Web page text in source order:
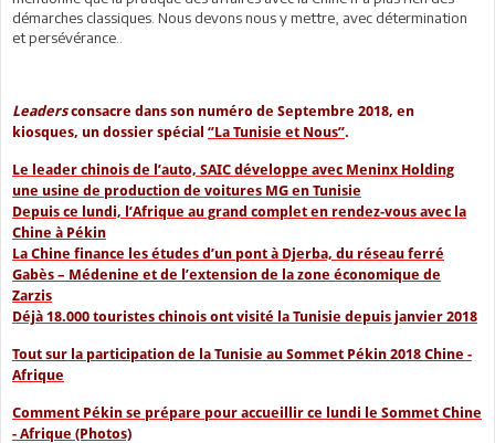
démarches classiques. Nous devons nous y mettre, avec détermination
et persévérance..
Leadersconsacre dans son numéro de Septembre 2018, en
kiosques, un dossier spécial ‘’La Tunisie et Nous’’.
Le leader chinois de l’auto, SAIC développe avec Meninx Holding
une usine de production de voitures MG en Tunisie
Depuis ce lundi, l’Afrique au grand complet en rendez-vous avec la
Chine à Pékin
La Chine finance les études d’un pont à Djerba, du réseau ferré
Gabès – Médenine et de l’extension de la zone économique de
Zarzis
Déjà 18.000 touristes chinois ont visité la Tunisie depuis janvier 2018
Tout sur la participation de la Tunisie au Sommet Pékin 2018 Chine -
Afrique
Comment Pékin se prépare pour accueillir ce lundi le Sommet Chine
- Afrique (Photos)